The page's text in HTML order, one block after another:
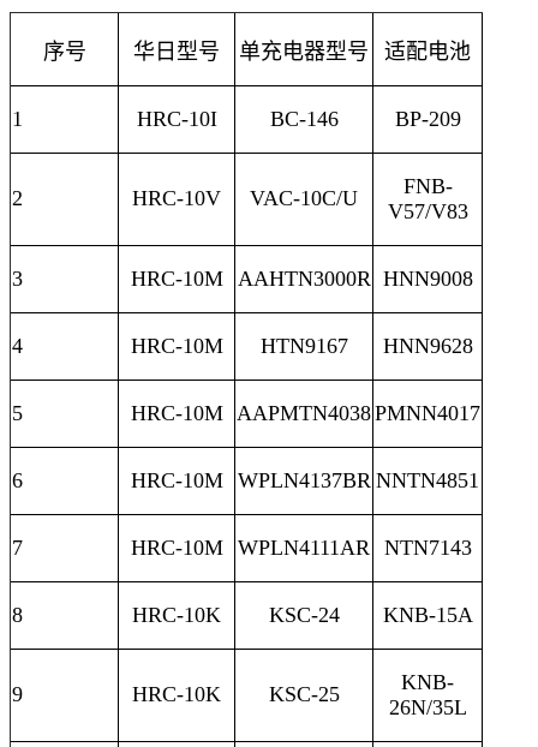
序号 华日型号 单充电器型号 适配电池
1 HRC-10I BC-146 BP-209
2 HRC-10V VAC-10C/U
FNB-
V57/V83
3 HRC-10M AAHTN3000R HNN9008
4 HRC-10M HTN9167 HNN9628
5 HRC-10M AAPMTN4038PMNN4017
6 HRC-10M WPLN4137BR NNTN4851
7 HRC-10M WPLN4111AR NTN7143
8 HRC-10K KSC-24 KNB-15A
9 HRC-10K KSC-25
KNB-
26N/35L